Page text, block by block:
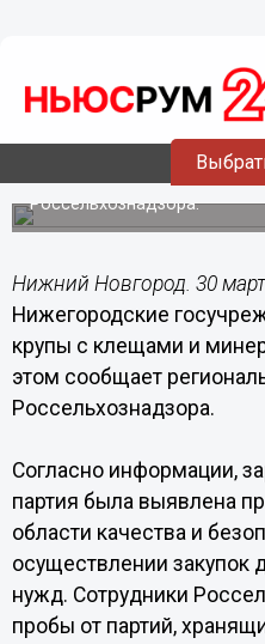
30.03.202018:41
Крупу с клещами
нижегородских
Небезопасную поставку
Россельхознадзора.
Нижний Новгород. 30
Нижегородские
крупы с клещами и
этом сообщает
Россельхознадзора.
Согласно информации,
партия была выявлена
области качества и
осуществлении закупок
нужд. Сотрудники
пробы от партий,